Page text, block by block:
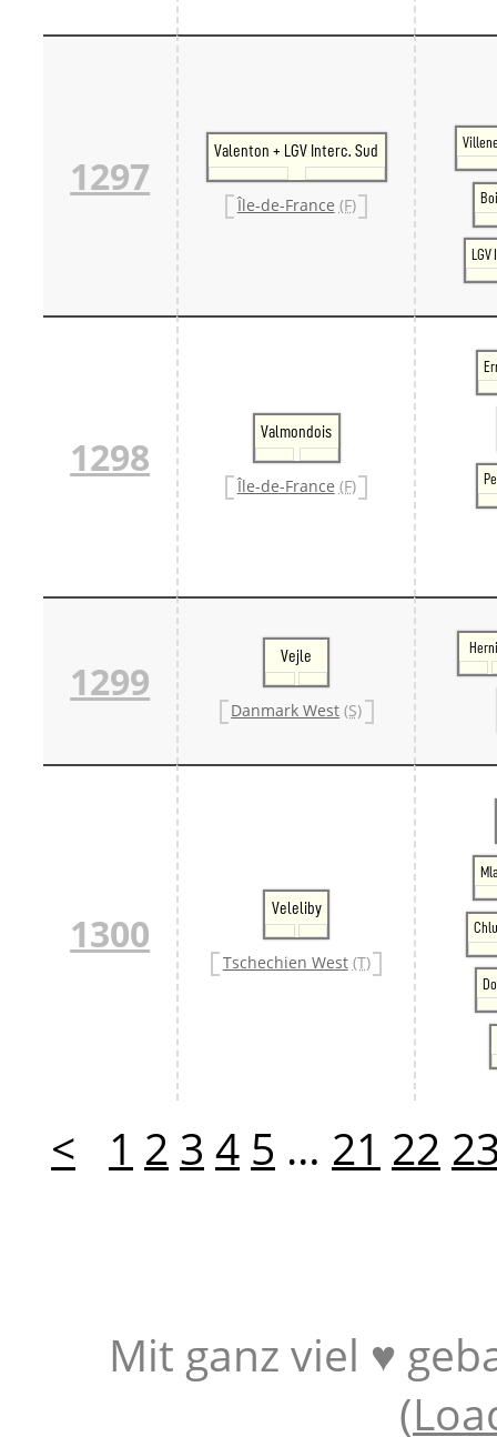
1297
Valenton + LGV Interc. Sud
Île-de-France (F)
1298
Valmondois
Île-de-France (F)
1299
Vejle
Danmark West (S)
1300
Veleliby
Tschechien West (T)
< 1 2 3 4 5 … 21 22
Mit ganz viel ♥
(